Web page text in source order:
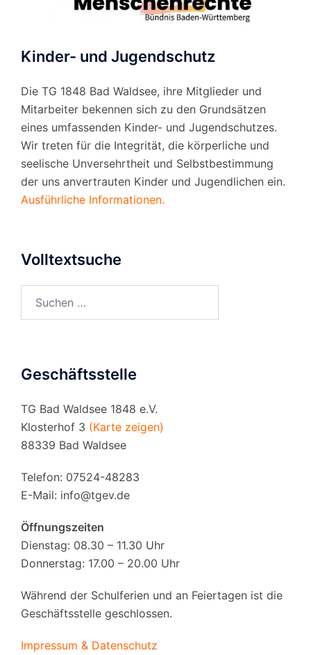
Kinder- und Jugendschutz
Die TG 1848 Bad Waldsee, ihre Mitglieder und
Mitarbeiter bekennen sich zu den Grundsätzen
eines umfassenden Kinder- und Jugendschutzes.
Wir treten für die Integrität, die körperliche und
seelische Unversehrtheit und Selbstbestimmung
der uns anvertrauten Kinder und Jugendlichen ein.
Ausführliche Informationen.
Volltextsuche
nach:
Geschäftsstelle
TG Bad Waldsee 1848 e.V.
Klosterhof 3 (Karte zeigen)
88339 Bad Waldsee
Telefon: 07524-48283
E-Mail: info@tgev.de
Öffnungszeiten
Dienstag: 08.30 – 11.30 Uhr
Donnerstag: 17.00 – 20.00 Uhr
Während der Schulferien und an Feiertagen ist die
Geschäftsstelle geschlossen.
Impressum & Datenschutz